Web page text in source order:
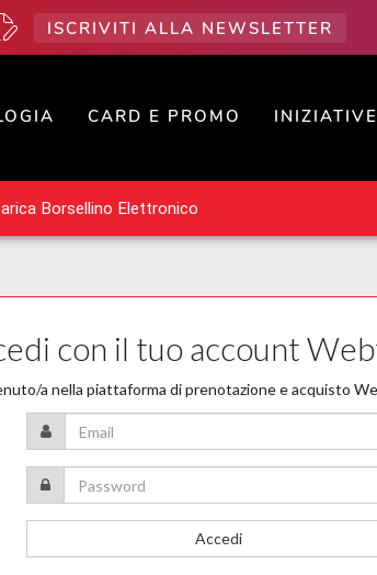
ISCRIVITI ALLA NEWSLETTER
CARD E PROMO INIZIATIVE